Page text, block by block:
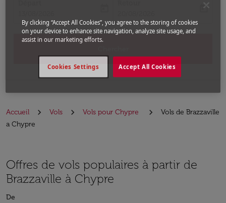
today
Accueil Vols Vols pour Chypre
Vols de Brazzaville
a Chypre
Offres de vols populaires à partir de
Brazzaville à Chypre
De
By clicking “Accept All Cookies”, you agree to the storing of cookies
on your device to enhance site navigation, analyze site usage, and
assist in our marketing efforts.
Accept All Cookies
Cookies Settings